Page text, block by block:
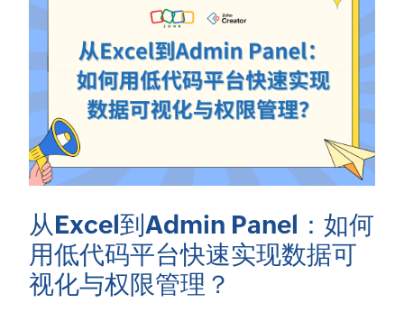
从Excel到Admin Panel：如何
用低代码平台快速实现数据可
视化与权限管理？